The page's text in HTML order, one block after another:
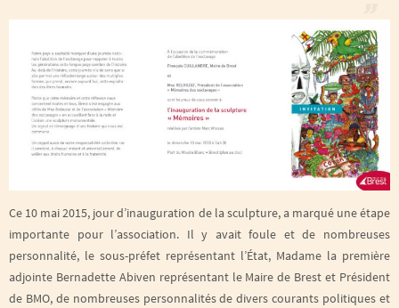
Ce 10 mai 2015, jour d’inauguration de la sculpture, a marqué une étape
importante pour l’association. Il y avait foule et de nombreuses
personnalité, le sous-préfet représentant l’État, Madame la première
adjointe Bernadette Abiven représentant le Maire de Brest et Président
de BMO, de nombreuses personnalités de divers courants politiques et